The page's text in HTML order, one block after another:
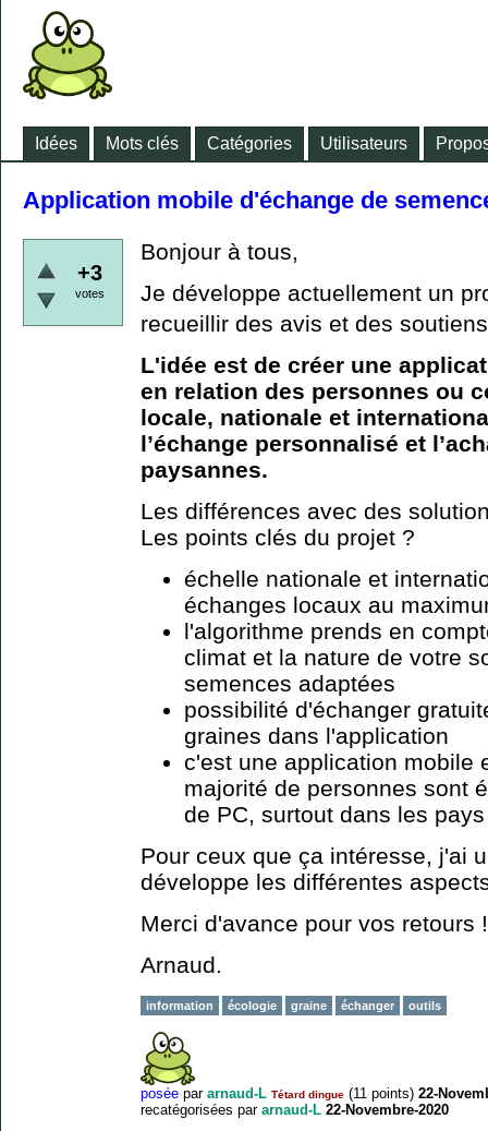
Idées Mots clés Catégories Utilisateurs
Application mobile d'échange de
+3
votes
Bonjour à tous,
Je développe actuellement un
recueillir des avis et des
L'idée est de créer une
en relation des personnes ou
locale, nationale et
l’échange personnalisé et
paysannes.
Les différences avec des
Les points clés du projet ?
échelle nationale et
échanges locaux au
l'algorithme prends en
climat et la nature de votre
semences adaptées
possibilité d'échanger
graines dans l'application
c'est une application mobile
majorité de personnes sont
de PC, surtout dans les
Pour ceux que ça intéresse, j'ai
développe les différentes
Merci d'avance pour vos retours !
Arnaud.
information écologie graine échanger outils
posée par arnaud-L Tétard dingue (11 points) 22-
recatégorisées par arnaud-L 22-Novembre-2020